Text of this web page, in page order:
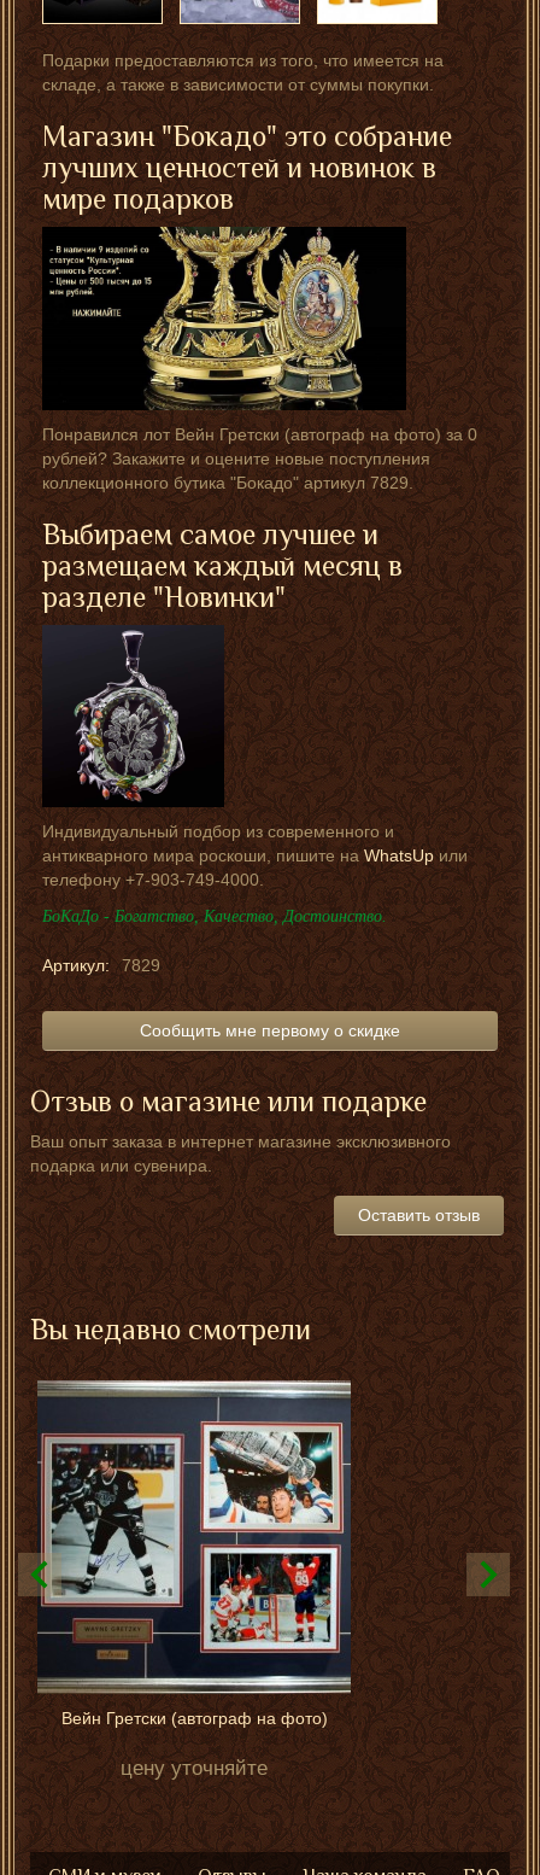
Подарки предоставляются из того, что имеется на
складе, а также в зависимости от суммы покупки.
Магазин "Бокадо" это собрание
лучших ценностей и новинок в
мире подарков
Понравился лот Вейн Гретски (автограф на фото) за 0
рублей? Закажите и оцените новые поступления
коллекционного бутика "Бокадо" артикул 7829.
Выбираем самое лучшее и
размещаем каждый месяц в
разделе "Новинки"
Индивидуальный подбор из современного и
антикварного мира роскоши, пишите наWhatsUpили
телефону +7-903-749-4000.
БоКаДо - Богатство, Качество, Достоинство.
Артикул: 7829
Сообщить мне первому о скидке
Отзыв о магазине или подарке
Ваш опыт заказа в интернет магазине эксклюзивного
подарка или сувенира.
Оставить отзыв
Вы недавно смотрели
Вейн Гретски (автограф на фото)
цену уточняйте